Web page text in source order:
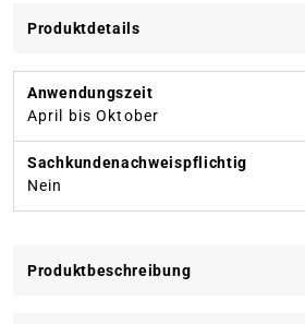
Produktdetails
Anwendungszeit
April bis Oktober
Sachkundenachweispflichtig
Nein
Produktbeschreibung